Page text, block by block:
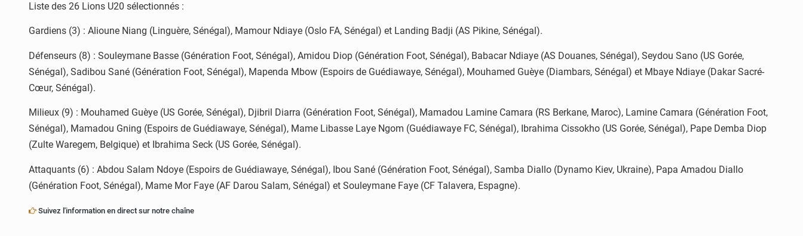
Liste des 26 Lions U20 sélectionnés :
Gardiens (3) : Alioune Niang (Linguère, Sénégal), Mamour Ndiaye (Oslo FA, Sénégal) et Landing Badji (AS Pikine, Sénégal).
Défenseurs (8) : Souleymane Basse (Génération Foot, Sénégal), Amidou Diop (Génération Foot, Sénégal), Babacar Ndiaye (AS Douanes, Sénégal), Seydou Sano (US Gorée,
Sénégal), Sadibou Sané (Génération Foot, Sénégal), Mapenda Mbow (Espoirs de Guédiawaye, Sénégal), Mouhamed Guèye (Diambars, Sénégal) et Mbaye Ndiaye (Dakar Sacré-
Cœur, Sénégal).
Milieux (9) : Mouhamed Guèye (US Gorée, Sénégal), Djibril Diarra (Génération Foot, Sénégal), Mamadou Lamine Camara (RS Berkane, Maroc), Lamine Camara (Génération Foot,
Sénégal), Mamadou Gning (Espoirs de Guédiawaye, Sénégal), Mame Libasse Laye Ngom (Guédiawaye FC, Sénégal), Ibrahima Cissokho (US Gorée, Sénégal), Pape Demba Diop
(Zulte Waregem, Belgique) et Ibrahima Seck (US Gorée, Sénégal).
Attaquants (6) : Abdou Salam Ndoye (Espoirs de Guédiawaye, Sénégal), Ibou Sané (Génération Foot, Sénégal), Samba Diallo (Dynamo Kiev, Ukraine), Papa Amadou Diallo
(Génération Foot, Sénégal), Mame Mor Faye (AF Darou Salam, Sénégal) et Souleymane Faye (CF Talavera, Espagne).
Suivez l'information en direct sur notre chaîne